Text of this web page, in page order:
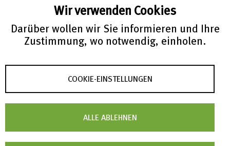
Wir verwenden Cookies
Darüber wollen wir Sie informieren und Ihre
Zustimmung, wo notwendig, einholen.
COOKIE-EINSTELLUNGEN
ALLE ABLEHNEN
nachhaltigen Bewahrung und eigenständigen
Publikationsfähigkeit von Forschungsdaten.
Sie möchten RADAR für das
oder in Ihrem Projekt einsetzen?
RADAR steht Ihnen in zwei Betriebsvarianten zur
technischen Ressourcen und der von Ihnen
gewünschten Integrationstiefe optimal gerecht zu